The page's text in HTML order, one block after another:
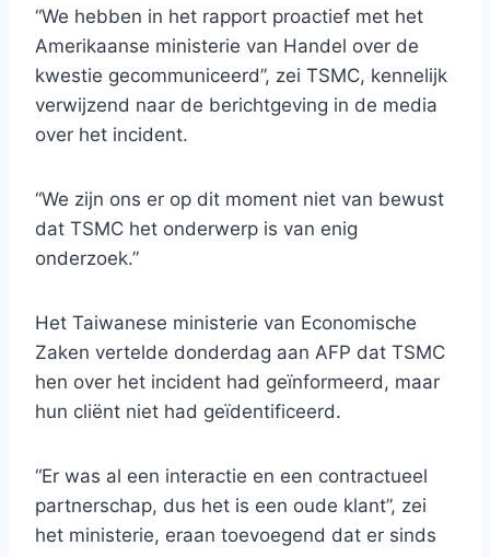
“We hebben in het rapport proactief met het
Amerikaanse ministerie van Handel over de
kwestie gecommuniceerd”, zei TSMC, kennelijk
verwijzend naar de berichtgeving in de media
over het incident.
“We zijn ons er op dit moment niet van bewust
dat TSMC het onderwerp is van enig
onderzoek.”
Het Taiwanese ministerie van Economische
Zaken vertelde donderdag aan AFP dat TSMC
hen over het incident had geïnformeerd, maar
hun cliënt niet had geïdentificeerd.
“Er was al een interactie en een contractueel
partnerschap, dus het is een oude klant”, zei
het ministerie, eraan toevoegend dat er sinds